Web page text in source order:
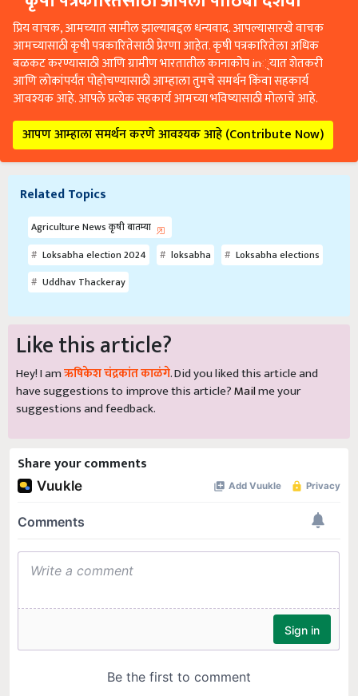
प्रिय वाचक, आमच्यात सामील झाल्याबद्दल धन्यवाद. आपल्यासारखे वाचक
आमच्यासाठी कृषी पत्रकारितेसाठी प्रेरणा आहेत. कृषी पत्रकारितेला अधिक
बळकट करण्यासाठी आणि ग्रामीण भारतातील कानाकोप in्यात शेतकरी
आणि लोकांपर्यंत पोहोचण्यासाठी आम्हाला तुमचे समर्थन किंवा सहकार्य
आवश्यक आहे. आपले प्रत्येक सहकार्य आमच्या भविष्यासाठी मोलाचे आहे.
आपण आम्हाला समर्थन करणे आवश्यक आहे (Contribute Now)
Related Topics
Agriculture News कृषी बातम्या
Loksabha election 2024
loksabha
Loksabha elections
Uddhav Thackeray
Like this article?
Hey! I amऋषिकेश चंद्रकांत काळंगे. Did you liked this article and
have suggestions to improve this article?Mailme your
suggestions and feedback.
Share your comments